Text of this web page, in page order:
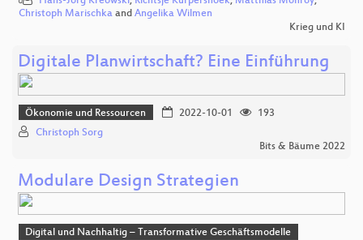
Christoph Marischka and Angelika Wilmen
Krieg und KI
Digitale Planwirtschaft? Eine Einführung
Ökonomie und Ressourcen 2022-10-01
193
Christoph Sorg
Bits & Bäume 2022
Modulare Design Strategien
Digital und Nachhaltig – Transformative Geschäftsmodelle